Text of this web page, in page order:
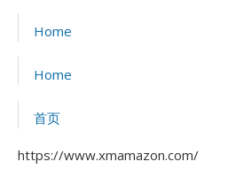
Home
Home
首页
https://www.xmamazon.com/